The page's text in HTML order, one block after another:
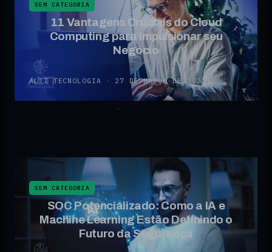
SEM CATEGORIA
11 Vantagens Cruciais do Cloud
Computing para impulsionar seu
Negócio
ALTI TECNOLOGIA · 27 DE MARÇO DE 2024
SEM CATEGORIA
SOC Potencializado: Como a IA e
Machine Learning Estão Definindo o
Futuro da Segurança